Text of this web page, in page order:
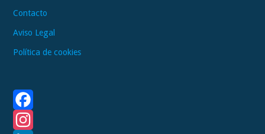
Contacto
Aviso Legal
Política de cookies
F